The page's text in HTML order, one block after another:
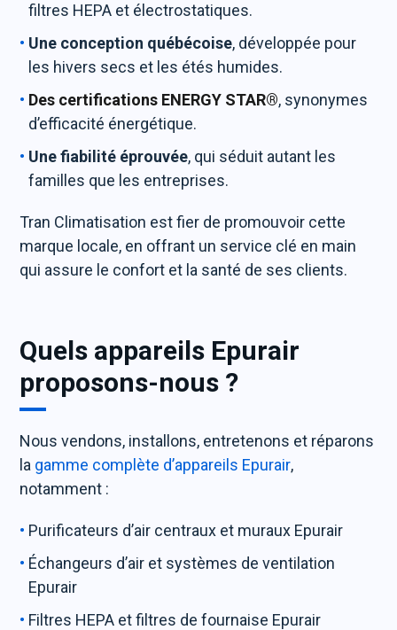
filtres HEPA et électrostatiques.
Une conception québécoise, développée pour
les hivers secs et les étés humides.
Des certifications ENERGY STAR®, synonymes
d’efficacité énergétique.
Une fiabilité éprouvée, qui séduit autant les
familles que les entreprises.
Tran Climatisation est fier de promouvoir cette
marque locale, en offrant un service clé en main
qui assure le confort et la santé de ses clients.
Quels appareils Epurair
proposons-nous ?
Nous vendons, installons, entretenons et réparons
la gamme complète d’appareils Epurair,
notamment :
Purificateurs d’air centraux et muraux Epurair
Échangeurs d’air et systèmes de ventilation
Epurair
Filtres HEPA et filtres de fournaise Epurair